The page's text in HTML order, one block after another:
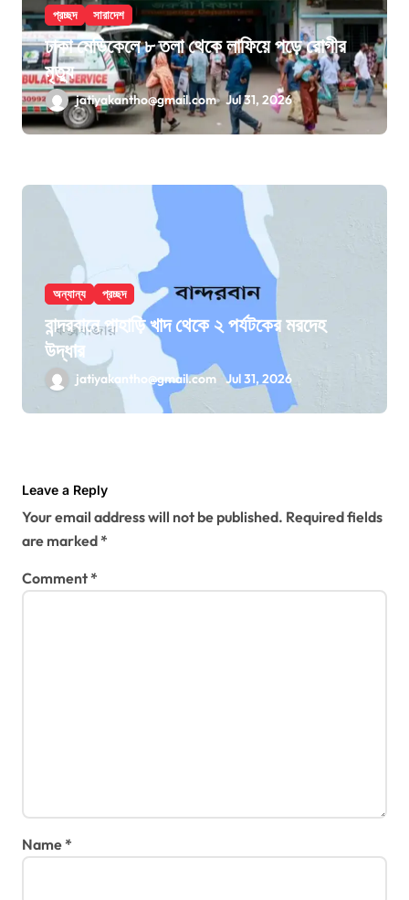
প্রচ্ছদ সারাদেশ
ঢাকা মেডিকেলে ৮ তলা থেকে লাফিয়ে পড়ে রোগীর
মৃত্যু
jatiyakantho@gmail.com Jul 31, 2026
অন্যান্য প্রচ্ছদ
বান্দরবানে পাহাড়ি খাদ থেকে ২ পর্যটকের মরদেহ
উদ্ধার
jatiyakantho@gmail.com Jul 31, 2026
Leave a Reply
Your email address will not be published. Required fields
are marked*
Comment*
Name*